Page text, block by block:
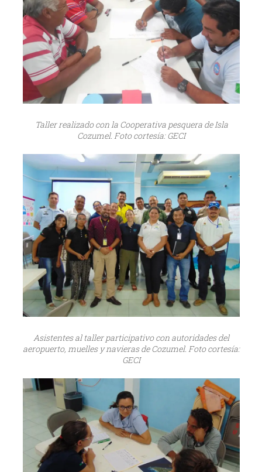
Taller realizado con la Cooperativa pesquera de Isla
Cozumel. Foto cortesía: GECI
Asistentes al taller participativo con autoridades del
aeropuerto, muelles y navieras de Cozumel. Foto cortesía:
GECI